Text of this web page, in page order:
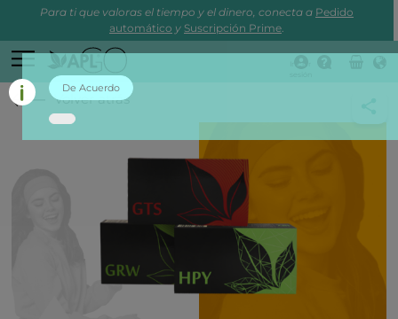
Para ti que valoras el tiempo y el dinero, conecta a Pedido
automático y Suscripción Prime.
Volver atrás
De Acuerdo